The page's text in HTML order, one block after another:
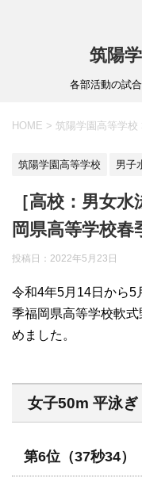
筑陽
各部活動の試
HOME > 筑陽学園高等学校
筑陽学園高等学校 男子
［高校：男女
岡県高等学校
投稿日： 2022年5月23日
令和4年5月14日から5
季福岡県高等学校軟
めました。
女子50m 平泳ぎ
第6位（37秒34